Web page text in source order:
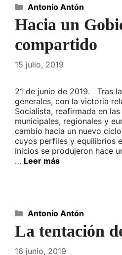
Hacia un
compartido
15 julio, 2019
21 de junio de 2019. Tras
generales, con la victoria
Socialista, reafirmada en
municipales, regionales y
cambio hacia un nuevo
cuyos perfiles y equilibrios
inicios se produjeron hace
… Leer más
Categorías
Antonio Antón
La tentación
16 junio, 2019
Categorías
Antonio Antón